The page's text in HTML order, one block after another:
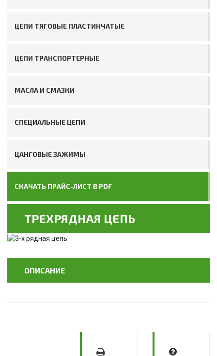
ЦЕПИ ТЯГОВЫЕ ПЛАСТИНЧАТЫЕ
ЦЕПИ ТРАНСПОРТЕРНЫЕ
МАСЛА И СМАЗКИ
СПЕЦИАЛЬНЫЕ ЦЕПИ
ЦАНГОВЫЕ ЗАЖИМЫ
СКАЧАТЬ ПРАЙС-ЛИСТ В PDF
ТРЕХРЯДНАЯ ЦЕПЬ
ОПИСАНИЕ